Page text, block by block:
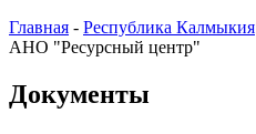
Главная - Республика Калмыкия
АНО "Ресурсный центр"
Документы